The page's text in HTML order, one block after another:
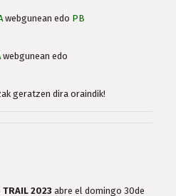
webgunean edo PB
webgunean edo
geratzen dira oraindik!
TRAIL 2023 abre el domingo 30de